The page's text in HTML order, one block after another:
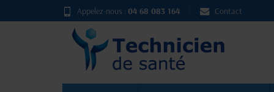
Appelez-nous : 04 68 083 164 Contact